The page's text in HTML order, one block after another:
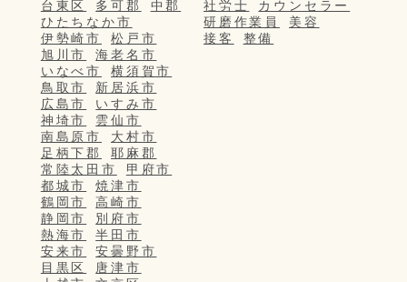
台東区
多可郡
中郡
ひたちなか市
伊勢崎市
松戸市
旭川市
海老名市
いなべ市
横須賀市
鳥取市
新居浜市
広島市
いすみ市
神埼市
雲仙市
南島原市
大村市
足柄下郡
耶麻郡
常陸太田市
甲府市
都城市
焼津市
鶴岡市
高崎市
静岡市
別府市
熱海市
半田市
安来市
安曇野市
目黒区
唐津市
社労士
カウンセラー
研磨作業員
美容
接客
整備